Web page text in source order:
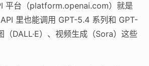
平台（platform.openai.com）就是
里也能调用 GPT-5.4 系列和 GPT-
DALL·E）、视频生成（Sora）这些